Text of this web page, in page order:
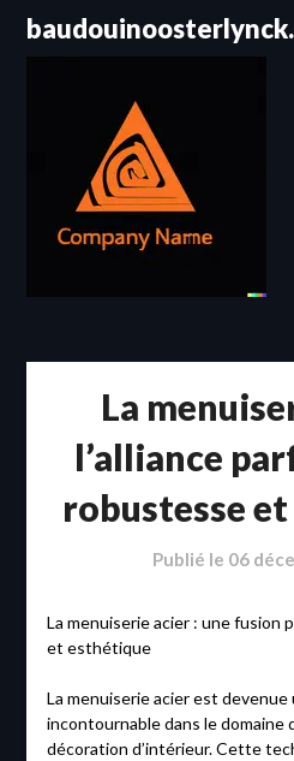
Passer
La
l’alliance
robustesse
Publié le 06
La menuiserie acier : une
et esthétique
La menuiserie acier est
incontournable dans le domaine
décoration d’intérieur. Cette